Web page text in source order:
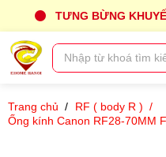
TƯNG BỪNG
Trang chủ / RF ( body R ) /
Ống kính Canon RF28-70MM